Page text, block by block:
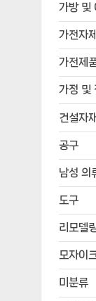
가방 및
가전자
가전제
가정 및
건설자재
공구
남성 의
도구
리모델
모자이
미분류